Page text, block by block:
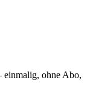
einmalig, ohne Abo,